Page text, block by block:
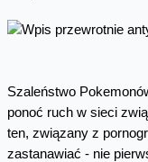
Szaleństwo
ponoć ruch w sieci
ten, związany z
zastanawiać - nie